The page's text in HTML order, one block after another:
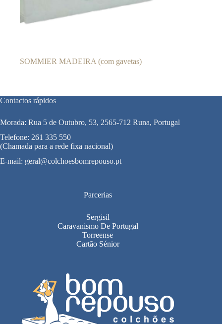
SOMMIER MADEIRA (com gavetas)
Contactos rápidos
Morada: Rua 5 de Outubro, 53, 2565-712 Runa, Portugal
Telefone: 261 335 550
(Chamada para a rede fixa nacional)
E-mail: geral@colchoesbomrepouso.pt
Parcerias
Sergisil
Caravanismo De Portugal
Torreense
Cartão Sénior